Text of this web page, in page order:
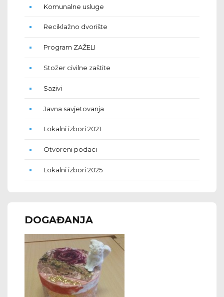
Komunalne usluge
Reciklažno dvorište
Program ZAŽELI
Stožer civilne zaštite
Sazivi
Javna savjetovanja
Lokalni izbori 2021
Otvoreni podaci
Lokalni izbori 2025
DOGAĐANJA